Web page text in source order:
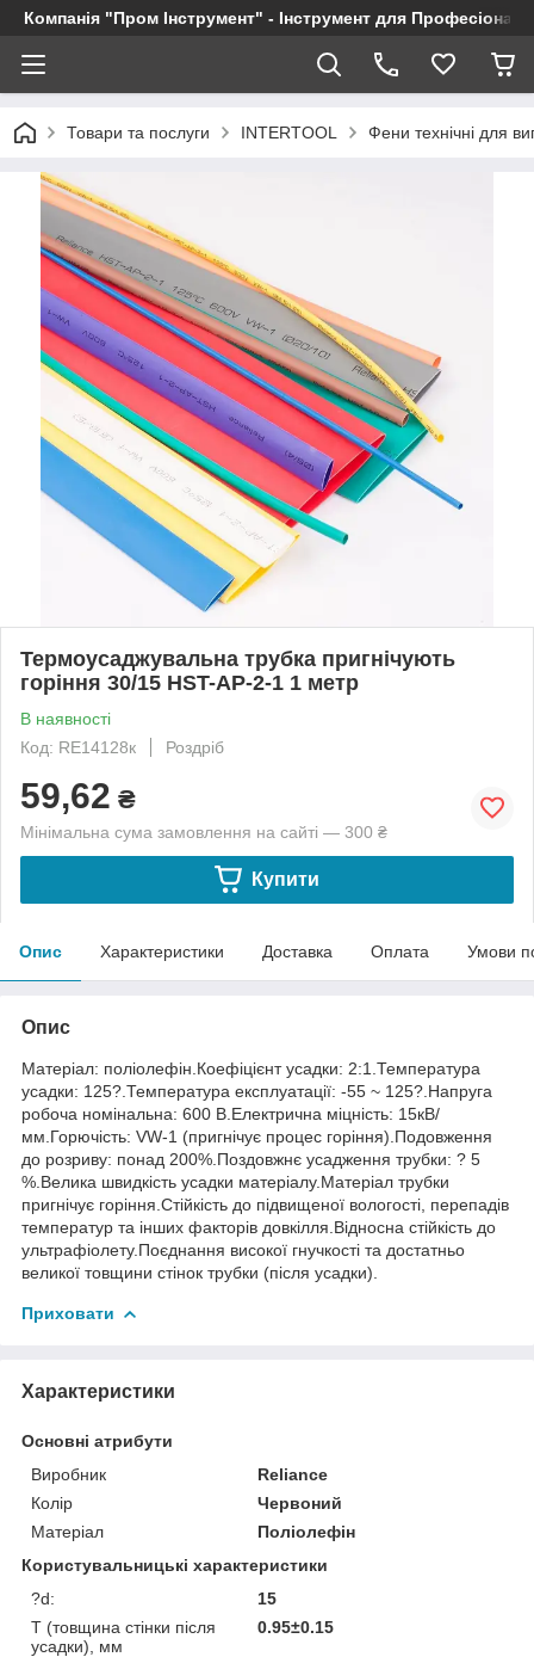
Компанія "Пром Інструмент" - Інструмент для
Товари та послуги INTERTOOL Фени технічні для
Термоусаджувальна трубка пригнічують
горіння 30/15 HST-AP-2-1 1 метр
В наявності
Код: RE14128к
Роздріб
59,62 ₴
Мінімальна сума замовлення на сайті — 300 ₴
Купити
Опис Характеристики Доставка Оплата Умови
Опис
Матеріал: поліолефін.Коефіцієнт усадки: 2:1.Температура
усадки: 125?.Температура експлуатації: -55 ~ 125?.Напруга
робоча номінальна: 600 В.Електрична міцність: 15кВ/
мм.Горючість: VW-1 (пригнічує процес горіння).Подовження
до розриву: понад 200%.Поздовжнє усадження трубки: ? 5
%.Велика швидкість усадки матеріалу.Матеріал трубки
пригнічує горіння.Стійкість до підвищеної вологості, перепадів
температур та інших факторів довкілля.Відносна стійкість до
ультрафіолету.Поєднання високої гнучкості та достатньо
великої товщини стінок трубки (після усадки).
Приховати
Характеристики
Основні атрибути
Виробник
Reliance
Колір
Червоний
Матеріал
Поліолефін
Користувальницькі характеристики
?d:
15
T (товщина стінки після
усадки), мм
0.95±0.15